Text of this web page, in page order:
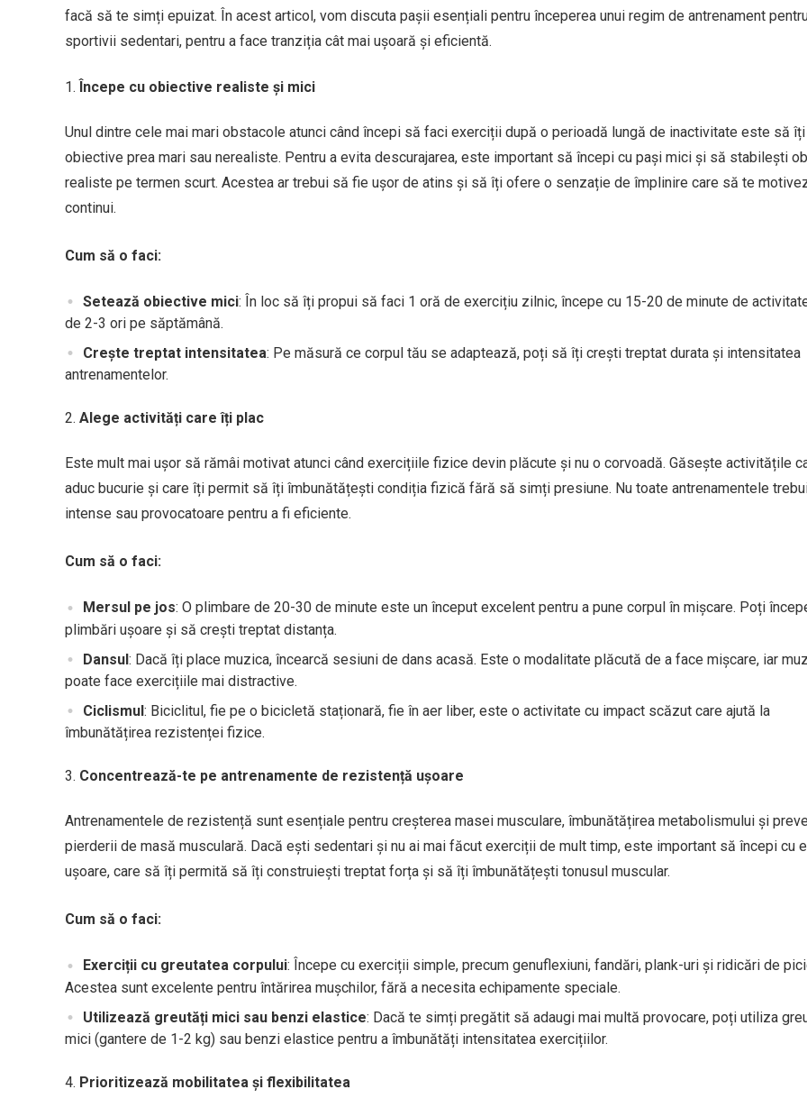
facă să te simți epuizat. În acest articol, vom discuta pașii esențiali pentru începerea unui regim de antrenament
sportivii sedentari, pentru a face tranziția cât mai ușoară și eficientă.
Începe cu obiective realiste și mici
Unul dintre cele mai mari obstacole atunci când începi să faci exerciții după o perioadă lungă de inactivitate este să
obiective prea mari sau nerealiste. Pentru a evita descurajarea, este important să începi cu pași mici și să stabilești
realiste pe termen scurt. Acestea ar trebui să fie ușor de atins și să îți ofere o senzație de împlinire care să te
continui.
Cum să o faci:
Setează obiective mici: În loc să îți propui să faci 1 oră de exercițiu zilnic, începe cu 15-20 de minute de
de 2-3 ori pe săptămână.
Crește treptat intensitatea: Pe măsură ce corpul tău se adaptează, poți să îți crești treptat durata și intensitatea
antrenamentelor.
Alege activități care îți plac
Este mult mai ușor să rămâi motivat atunci când exercițiile fizice devin plăcute și nu o corvoadă. Găsește activitățile
aduc bucurie și care îți permit să îți îmbunătățești condiția fizică fără să simți presiune. Nu toate antrenamentele
intense sau provocatoare pentru a fi eficiente.
Cum să o faci:
Mersul pe jos: O plimbare de 20-30 de minute este un început excelent pentru a pune corpul în mișcare. Poți
plimbări ușoare și să crești treptat distanța.
Dansul: Dacă îți place muzica, încearcă sesiuni de dans acasă. Este o modalitate plăcută de a face mișcare, iar
poate face exercițiile mai distractive.
Ciclismul: Biciclitul, fie pe o bicicletă staționară, fie în aer liber, este o activitate cu impact scăzut care ajută la
îmbunătățirea rezistenței fizice.
Concentrează-te pe antrenamente de rezistență ușoare
Antrenamentele de rezistență sunt esențiale pentru creșterea masei musculare, îmbunătățirea metabolismului și
pierderii de masă musculară. Dacă ești sedentari și nu ai mai făcut exerciții de mult timp, este important să începi cu
ușoare, care să îți permită să îți construiești treptat forța și să îți îmbunătățești tonusul muscular.
Cum să o faci:
Exerciții cu greutatea corpului: Începe cu exerciții simple, precum genuflexiuni, fandări, plank-uri și ridicări de
Acestea sunt excelente pentru întărirea mușchilor, fără a necesita echipamente speciale.
Utilizează greutăți mici sau benzi elastice: Dacă te simți pregătit să adaugi mai multă provocare, poți utiliza
mici (gantere de 1-2 kg) sau benzi elastice pentru a îmbunătăți intensitatea exercițiilor.
Prioritizează mobilitatea și flexibilitatea